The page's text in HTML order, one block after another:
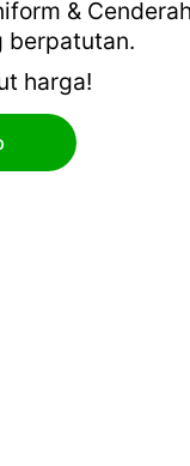
&
berpatutan.
harga!